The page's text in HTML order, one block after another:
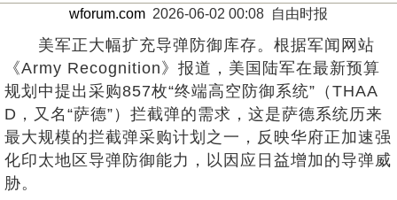
wforum.com 2026-06-02 00:08 自由时报
美军正大幅扩充导弹防御库存。根据军闻网站
《Army Recognition》报道，美国陆军在最新预算
规划中提出采购857枚“终端高空防御系统”（THAA
D，又名“萨德”）拦截弹的需求，这是萨德系统历来
最大规模的拦截弹采购计划之一，反映华府正加速强
化印太地区导弹防御能力，以因应日益增加的导弹威
胁。